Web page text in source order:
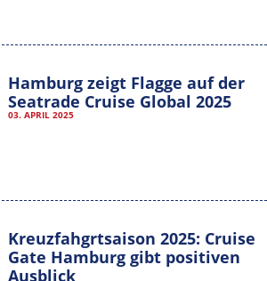
Hamburg zeigt Flagge auf der
Seatrade Cruise Global 2025
03. APRIL 2025
Kreuzfahgrtsaison 2025: Cruise
Gate Hamburg gibt positiven
Ausblick
info@hamburgcruise.net